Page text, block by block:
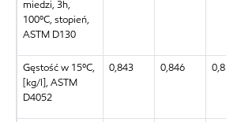
miedzi, 3h,
100ºC, stopień,
ASTM D130
Gęstość w 15ºC,
[kg/l], ASTM
D4052
0,843 0,846